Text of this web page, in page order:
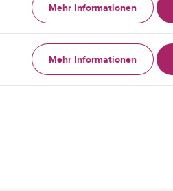
Mehr Informationen
Mehr Informationen